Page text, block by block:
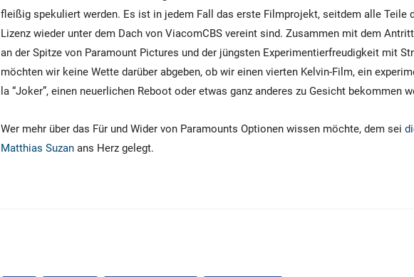
fleißig spekuliert werden. Es ist in jedem Fall das erste Filmprojekt, seitdem alle Teile
Lizenz wieder unter dem Dach von ViacomCBS vereint sind. Zusammen mit dem
an der Spitze von Paramount Pictures und der jüngsten Experimentierfreudigkeit mit
möchten wir keine Wette darüber abgeben, ob wir einen vierten Kelvin-Film, ein
la “Joker”, einen neuerlichen Reboot oder etwas ganz anderes zu Gesicht bekommen
Wer mehr über das Für und Wider von Paramounts Optionen wissen möchte, dem sei
Matthias Suzan ans Herz gelegt.